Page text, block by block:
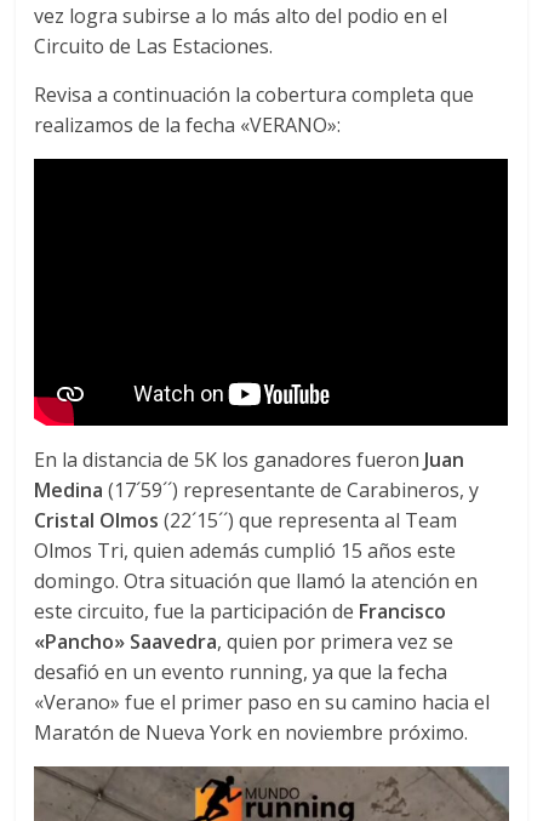
vez logra subirse a lo más alto del podio en el
Circuito de Las Estaciones.
Revisa a continuación la cobertura completa que
realizamos de la fecha «VERANO»:
En la distancia de 5K los ganadores fueron Juan
Medina (17´59´´) representante de Carabineros, y
Cristal Olmos (22´15´´) que representa al Team
Olmos Tri, quien además cumplió 15 años este
domingo. Otra situación que llamó la atención en
este circuito, fue la participación de Francisco
«Pancho» Saavedra, quien por primera vez se
desafió en un evento running, ya que la fecha
«Verano» fue el primer paso en su camino hacia el
Maratón de Nueva York en noviembre próximo.